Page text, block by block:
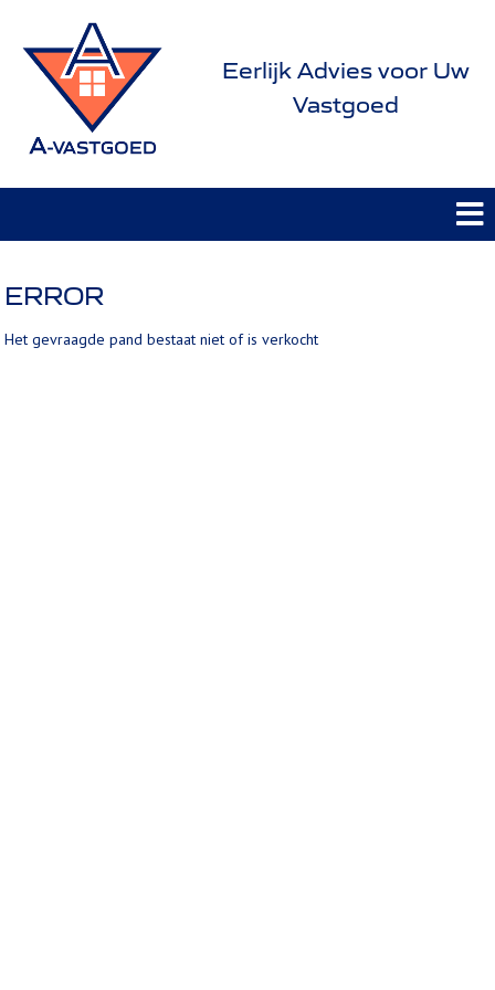
Eerlijk Advies voor Uw
Vastgoed
ERROR
Het gevraagde pand bestaat niet of is verkocht